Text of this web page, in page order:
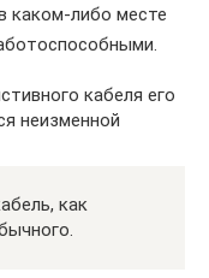
каком-либо месте
кабеля его
неизменной
как